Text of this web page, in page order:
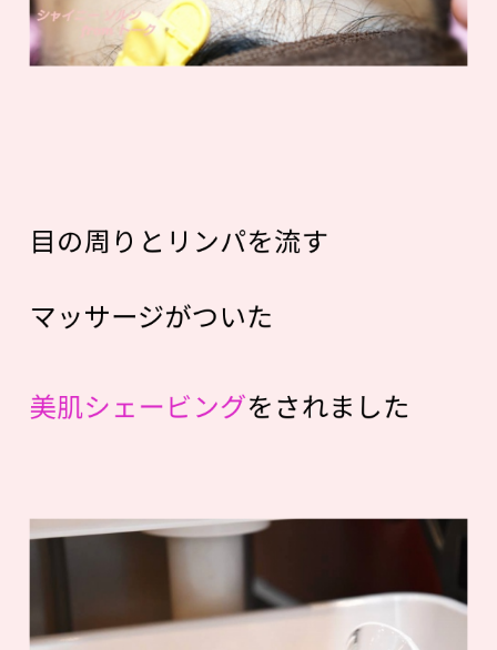
目の周りとリンパを流す
マッサージがついた
美肌シェービングをされました